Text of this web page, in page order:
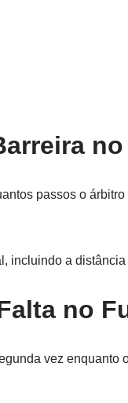
passos o
incluindo a
no
vez enquanto